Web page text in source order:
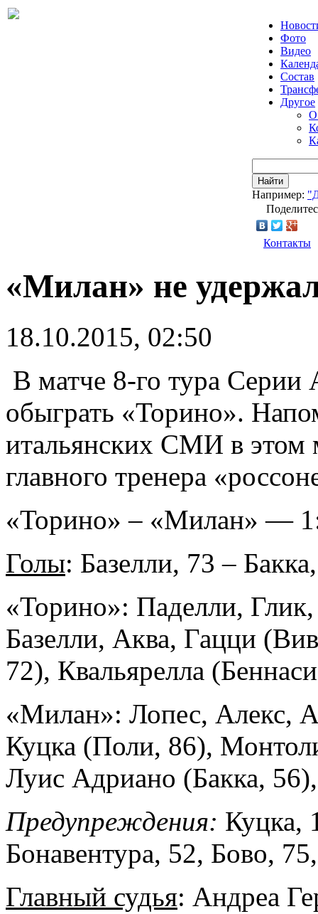
Фото
Видео
Состав
Другое
О
Найти
Например:
Контакты
«Милан» не
18.10.2015, 02:50
В матче 8-го тура
обыграть «Торино».
итальянских СМИ в этом
главного тренера
«Торино» – «Милан» —
Голы: Базелли, 73 –
«Торино»: Паделли,
Базелли, Аква, Гацци
72), Квальярелла
«Милан»: Лопес, Алекс,
Куцка (Поли, 86),
Луис Адриано (Бакка,
Предупреждения: Куцка,
Бонавентура, 52, Бово,
Главный судья: Андреа